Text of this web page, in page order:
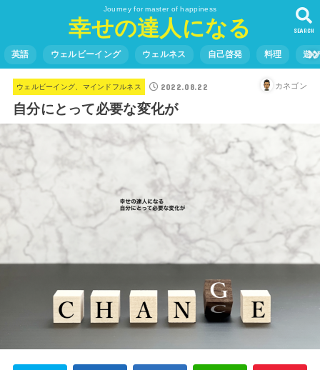
Journey for master of happiness
幸せの達人になる SEARCH
英語 ウェルビーイング ウェルネス 自己啓発 料理 遊
ウェルビーイング、マインドフルネス 2022.08.22 カネゴン
自分にとって必要な変化が